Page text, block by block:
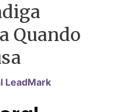
Quando
LeadMark